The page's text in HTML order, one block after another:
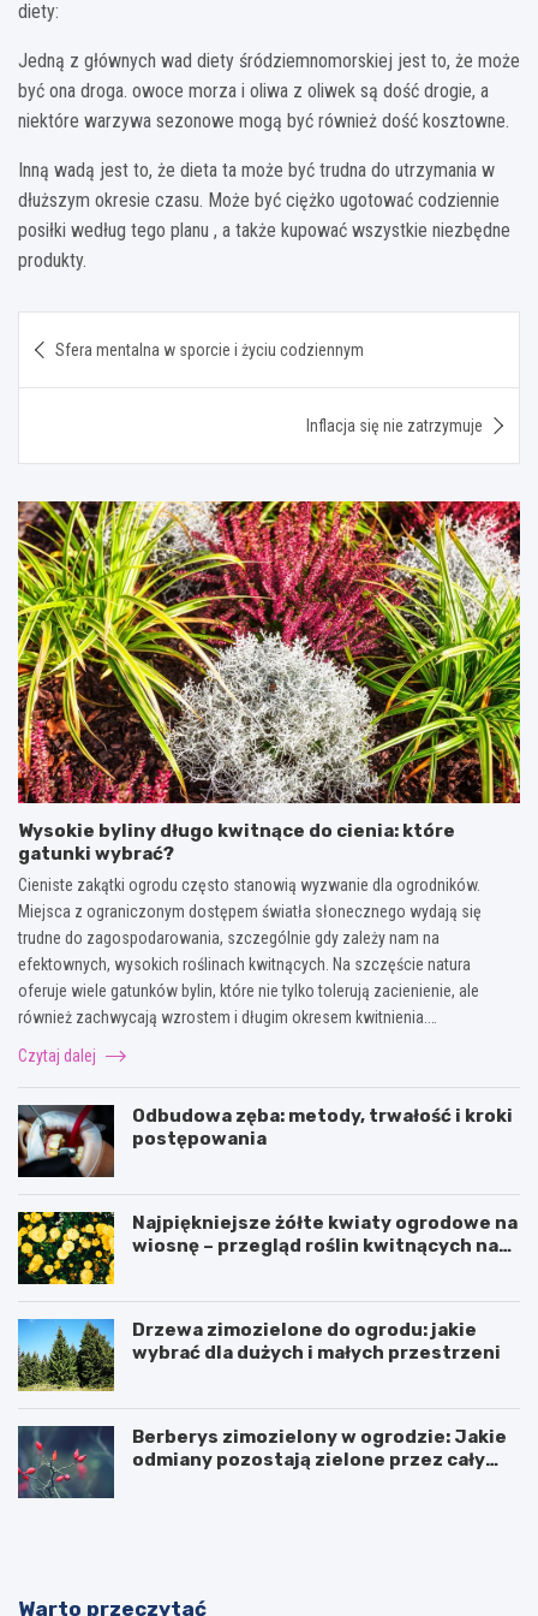
diety:
Jedną z głównych wad diety śródziemnomorskiej jest to, że może
być ona droga. owoce morza i oliwa z oliwek są dość drogie, a
niektóre warzywa sezonowe mogą być również dość kosztowne.
Inną wadą jest to, że dieta ta może być trudna do utrzymania w
dłuższym okresie czasu. Może być ciężko ugotować codziennie
posiłki według tego planu , a także kupować wszystkie niezbędne
produkty.
wpisu
Sfera mentalna w sporcie i życiu codziennym
Inflacja się nie zatrzymuje
Wysokie byliny długo kwitnące do cienia: które
gatunki wybrać?
Cieniste zakątki ogrodu często stanowią wyzwanie dla ogrodników.
Miejsca z ograniczonym dostępem światła słonecznego wydają się
trudne do zagospodarowania, szczególnie gdy zależy nam na
efektownych, wysokich roślinach kwitnących. Na szczęście natura
oferuje wiele gatunków bylin, które nie tylko tolerują zacienienie, ale
również zachwycają wzrostem i długim okresem kwitnienia.…
Czytaj dalej
Odbudowa zęba: metody, trwałość i kroki
postępowania
Najpiękniejsze żółte kwiaty ogrodowe na
wiosnę – przegląd roślin kwitnących na
Drzewa zimozielone do ogrodu: jakie
wybrać dla dużych i małych przestrzeni
Berberys zimozielony w ogrodzie: Jakie
odmiany pozostają zielone przez cały
N
a
P
d
Warto przeczytać